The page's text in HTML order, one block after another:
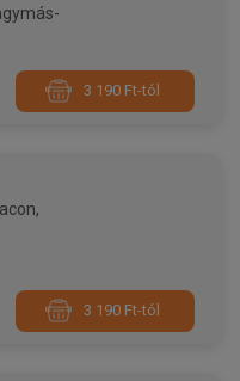
3 190 Ft-tól
3 190 Ft-tól